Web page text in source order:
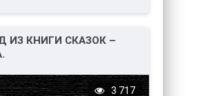
ИЗ КНИГИ СКАЗОК –
3 717